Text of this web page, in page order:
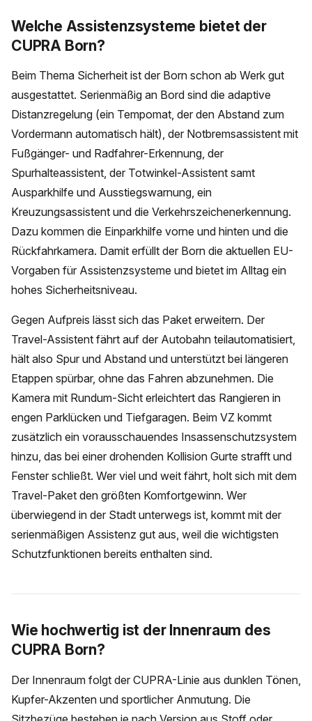
Welche Assistenzsysteme bietet der
CUPRA Born?
Beim Thema Sicherheit ist der Born schon ab Werk gut
ausgestattet. Serienmäßig an Bord sind die adaptive
Distanzregelung (ein Tempomat, der den Abstand zum
Vordermann automatisch hält), der Notbremsassistent mit
Fußgänger- und Radfahrer-Erkennung, der
Spurhalteassistent, der Totwinkel-Assistent samt
Ausparkhilfe und Ausstiegswarnung, ein
Kreuzungsassistent und die Verkehrszeichenerkennung.
Dazu kommen die Einparkhilfe vorne und hinten und die
Rückfahrkamera. Damit erfüllt der Born die aktuellen EU-
Vorgaben für Assistenzsysteme und bietet im Alltag ein
hohes Sicherheitsniveau.
Gegen Aufpreis lässt sich das Paket erweitern. Der
Travel-Assistent fährt auf der Autobahn teilautomatisiert,
hält also Spur und Abstand und unterstützt bei längeren
Etappen spürbar, ohne das Fahren abzunehmen. Die
Kamera mit Rundum-Sicht erleichtert das Rangieren in
engen Parklücken und Tiefgaragen. Beim VZ kommt
zusätzlich ein vorausschauendes Insassenschutzsystem
hinzu, das bei einer drohenden Kollision Gurte strafft und
Fenster schließt. Wer viel und weit fährt, holt sich mit dem
Travel-Paket den größten Komfortgewinn. Wer
überwiegend in der Stadt unterwegs ist, kommt mit der
serienmäßigen Assistenz gut aus, weil die wichtigsten
Schutzfunktionen bereits enthalten sind.
Wie hochwertig ist der Innenraum des
CUPRA Born?
Der Innenraum folgt der CUPRA-Linie aus dunklen Tönen,
Kupfer-Akzenten und sportlicher Anmutung. Die